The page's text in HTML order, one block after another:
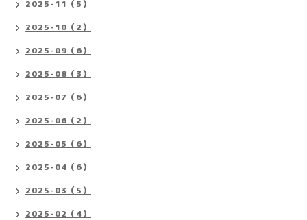
2025-11（5）
2025-10（2）
2025-09（6）
2025-08（3）
2025-07（6）
2025-06（2）
2025-05（6）
2025-04（6）
2025-03（5）
2025-02（4）